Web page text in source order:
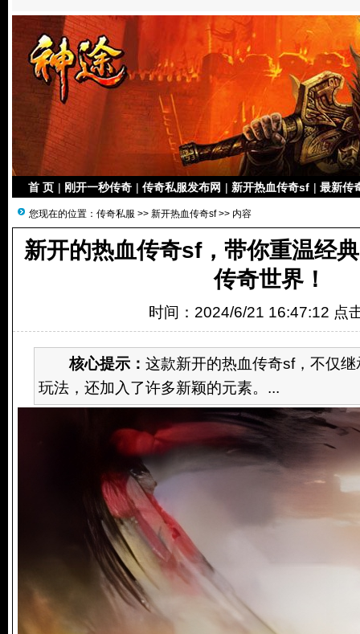
首 页 | 刚开一秒传奇 | 传奇私服发布网 | 新开热血传奇sf | 最新传
您现在的位置： 传奇私服 >> 新开热血传奇sf>> 内容
新开的热血传奇sf，带你重温经
传奇世界！
时间：2024/6/21 16:47:12 点
核心提示： 这款新开的热血传奇sf，不仅
玩法，还加入了许多新颖的元素。...